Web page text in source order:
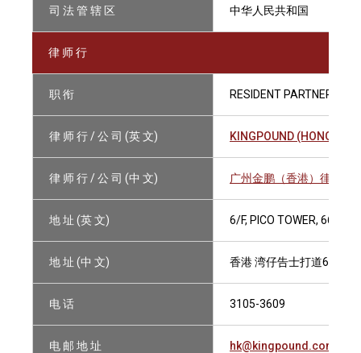
司 法 管 辖 区 中华人民共和国
律 师 行
职 衔 RESIDENT PARTNER
律 师 行 / 公 司 (英 文) KINGPOUND (HONG
律 师 行 / 公 司 (中 文) 广州金鹏（香港）律师事
地 址 (英 文) 6/F, PICO TOWER, 66
地 址 (中 文) 香港 湾仔告士打道66号
电 话 3105-3609
电 邮 地 址 hk@kingpound.com